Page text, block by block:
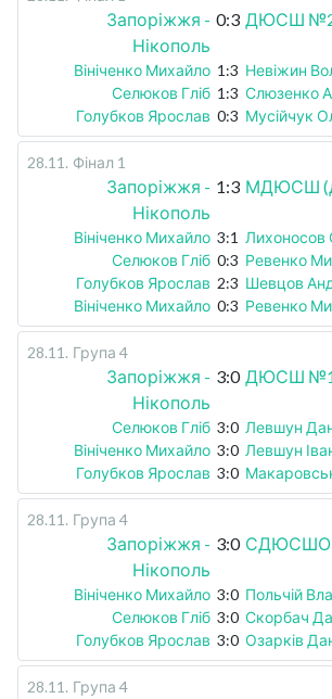
Запоріжжя -
Нікополь
0:3 ДЮСШ
Вініченко Михайло 1:3 Невіжин
Селюков Гліб 1:3 Слюзенко
Голубков Ярослав 0:3 Мусійчук
28.11 . Фінал 1
Запоріжжя -
Нікополь
1:3 МДЮСШ
Вініченко Михайло 3:1 Лихоносов
Селюков Гліб 0:3 Ревенко
Голубков Ярослав 2:3 Шевцов
Вініченко Михайло 0:3 Ревенко
28.11 . Група 4
Запоріжжя -
Нікополь
3:0 ДЮСШ №1
Селюков Гліб 3:0 Левшун
Вініченко Михайло 3:0 Левшун
Голубков Ярослав 3:0
28.11 . Група 4
Запоріжжя -
Нікополь
3:0 СДЮСШОР
Вініченко Михайло 3:0 Польчій
Селюков Гліб 3:0 Скорбач
Голубков Ярослав 3:0 Озарків
28.11 . Група 4